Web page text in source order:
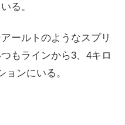
る。
ールトのようなスプリ
もラインから3、4キロ
ンにいる。